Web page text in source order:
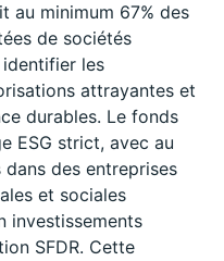
au minimum 67% des
de sociétés
identifier les
attrayantes et
durables. Le fonds
ESG strict, avec au
des entreprises
et sociales
investissements
SFDR. Cette